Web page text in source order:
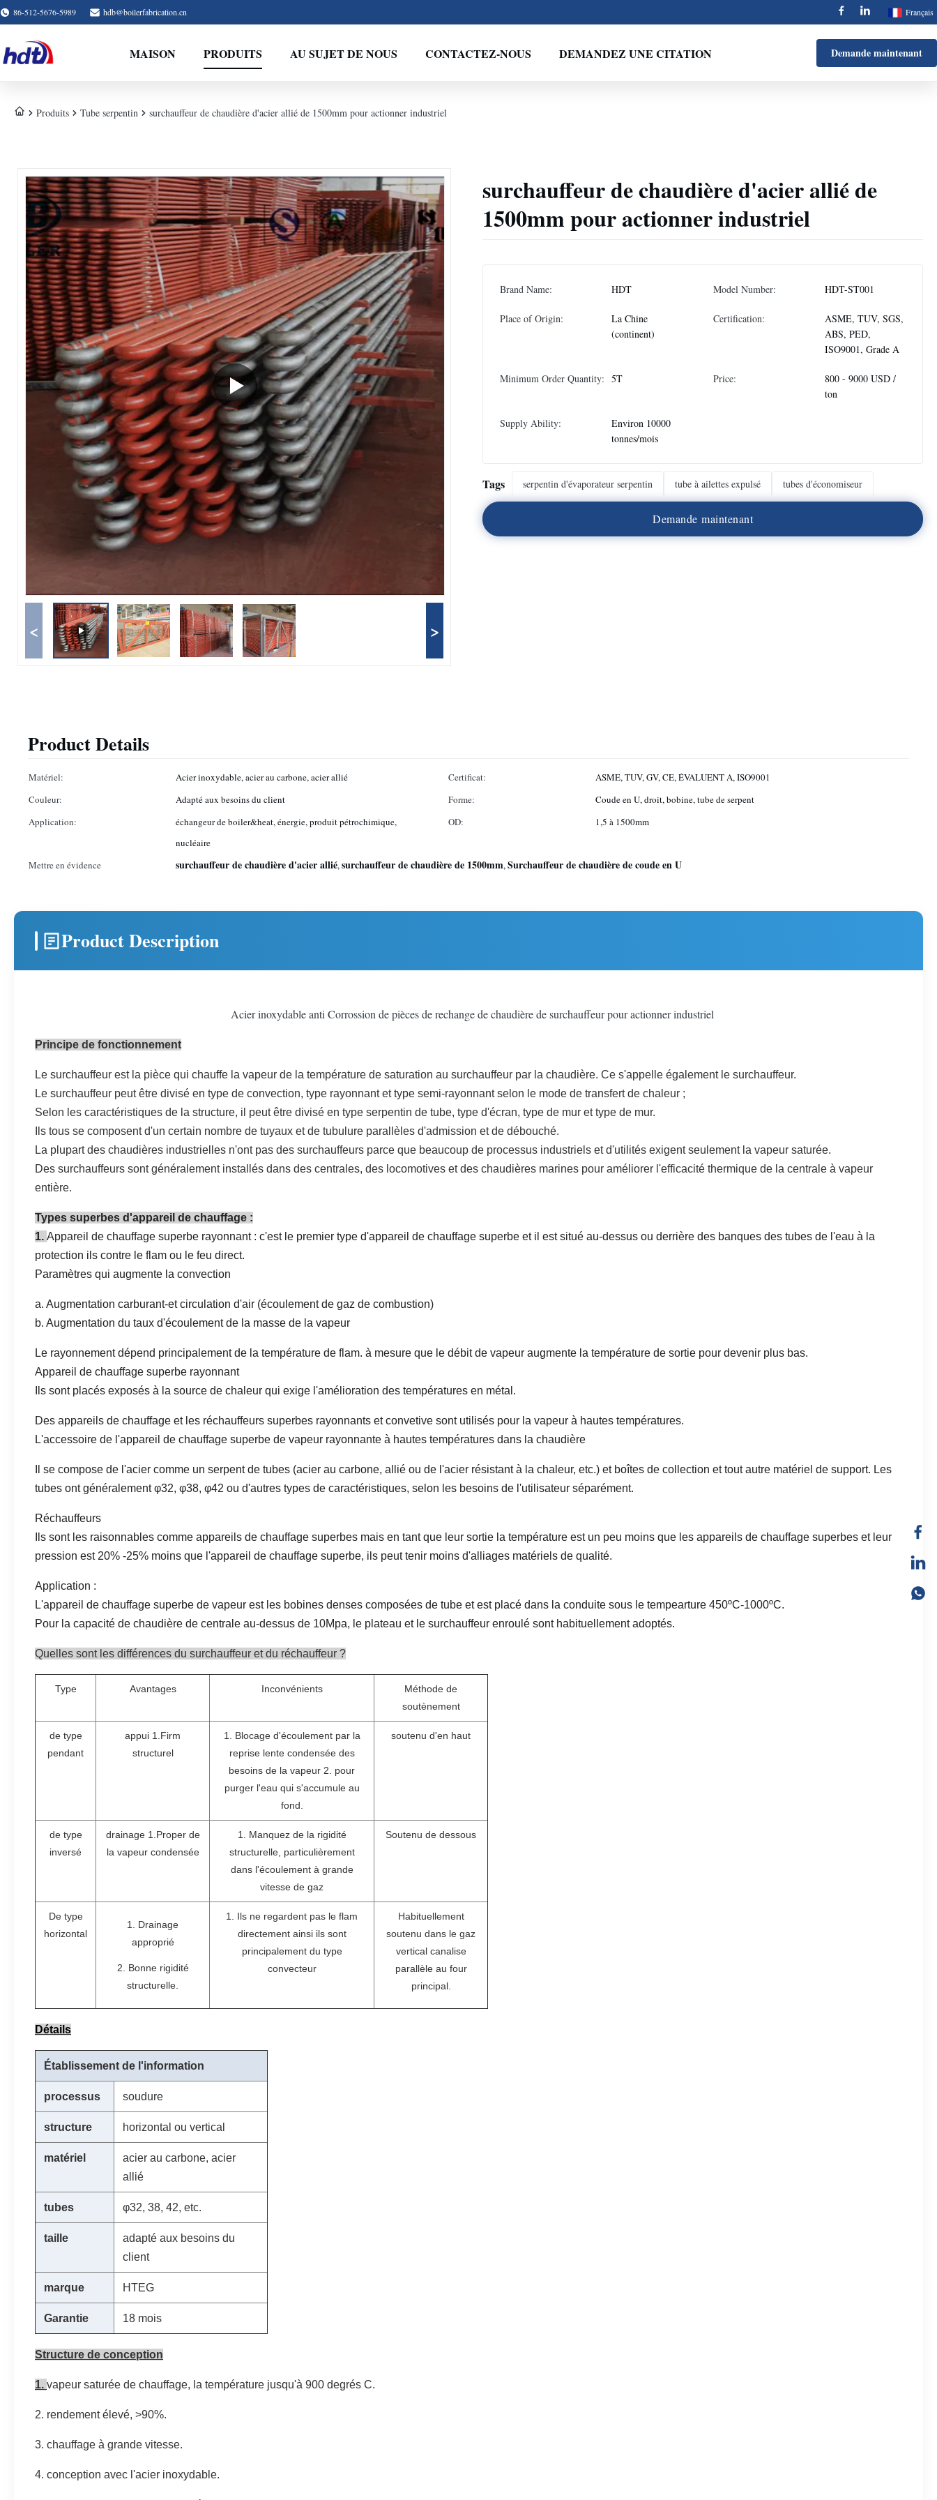
86-512-5676-5989 hdb@boilerfabrication.cn Français
MAISON PRODUITS AU SUJET DE NOUS CONTACTEZ-NOUS DEMANDEZ UNE CITATION Demande maintenant
Produits Tube serpentin surchauffeur de chaudière d'acier allié de 1500mm pour actionner industriel
< >
surchauffeur de chaudière d'acier allié de
1500mm pour actionner industriel
Brand Name: HDT Model Number: HDT-ST001
Place of Origin:
La Chine
(continent)
Certification:
ASME, TUV, SGS,
ABS, PED,
ISO9001, Grade A
Minimum Order Quantity: 5T Price:
800 - 9000 USD /
ton
Supply Ability:
Environ 10000
tonnes/mois
Tags serpentin d'évaporateur serpentin tube à ailettes expulsé tubes d'économiseur
Demande maintenant
Product Details
Matériel: Acier inoxydable, acier au carbone, acier allié Certificat:
ASME, TUV, GV, CE, ÉVALUENT A, ISO9001
Couleur:
Adapté aux besoins du client Forme:
Coude en U, droit, bobine, tube de serpent
Application:
échangeur de boiler&heat, énergie, produit pétrochimique,
nucléaire
OD: 1,5 à 1500mm
Mettre en évidence surchauffeur de chaudière d'acier allié,surchauffeur de chaudière de 1500mm,Surchauffeur de chaudière de coude en U
Product Description
Acier inoxydable anti Corrossion de pièces de rechange de chaudière de surchauffeur pour actionner industriel
Principe de fonctionnement
Le surchauffeur est la pièce qui chauffe la vapeur de la température de saturation au surchauffeur par la chaudière. Ce s'appelle également le surchauffeur.
Le surchauffeur peut être divisé en type de convection, type rayonnant et type semi-rayonnant selon le mode de transfert de chaleur ;
Selon les caractéristiques de la structure, il peut être divisé en type serpentin de tube, type d'écran, type de mur et type de mur.
Ils tous se composent d'un certain nombre de tuyaux et de tubulure parallèles d'admission et de débouché.
La plupart des chaudières industrielles n'ont pas des surchauffeurs parce que beaucoup de processus industriels et d'utilités exigent seulement la vapeur saturée.
Des surchauffeurs sont généralement installés dans des centrales, des locomotives et des chaudières marines pour améliorer l'efficacité thermique de la centrale à vapeur
entière.
Types superbes d'appareil de chauffage :
1. Appareil de chauffage superbe rayonnant : c'est le premier type d'appareil de chauffage superbe et il est situé au-dessus ou derrière des banques des tubes de l'eau à la
protection ils contre le flam ou le feu direct.
Paramètres qui augmente la convection
a. Augmentation carburant-et circulation d'air (écoulement de gaz de combustion)
b. Augmentation du taux d'écoulement de la masse de la vapeur
Le rayonnement dépend principalement de la température de flam. à mesure que le débit de vapeur augmente la température de sortie pour devenir plus bas.
Appareil de chauffage superbe rayonnant
Ils sont placés exposés à la source de chaleur qui exige l'amélioration des températures en métal.
Des appareils de chauffage et les réchauffeurs superbes rayonnants et convetive sont utilisés pour la vapeur à hautes températures.
L'accessoire de l'appareil de chauffage superbe de vapeur rayonnante à hautes températures dans la chaudière
Il se compose de l'acier comme un serpent de tubes (acier au carbone, allié ou de l'acier résistant à la chaleur, etc.) et boîtes de collection et tout autre matériel de support. Les
tubes ont généralement φ32, φ38, φ42 ou d'autres types de caractéristiques, selon les besoins de l'utilisateur séparément.
Réchauffeurs
Ils sont les raisonnables comme appareils de chauffage superbes mais en tant que leur sortie la température est un peu moins que les appareils de chauffage superbes et leur
pression est 20% -25% moins que l'appareil de chauffage superbe, ils peut tenir moins d'alliages matériels de qualité.
Application :
L'appareil de chauffage superbe de vapeur est les bobines denses composées de tube et est placé dans la conduite sous le tempearture 450ºC-1000ºC.
Pour la capacité de chaudière de centrale au-dessus de 10Mpa, le plateau et le surchauffeur enroulé sont habituellement adoptés.
Quelles sont les différences du surchauffeur et du réchauffeur ?
Type Avantages Inconvénients
Méthode de
soutènement
de type
pendant
appui 1.Firm
structurel
1. Blocage d'écoulement par la
reprise lente condensée des
besoins de la vapeur 2. pour
purger l'eau qui s'accumule au
fond.
soutenu d'en haut
de type
inversé
drainage 1.Proper de
la vapeur condensée
1. Manquez de la rigidité
structurelle, particulièrement
dans l'écoulement à grande
vitesse de gaz
Soutenu de dessous
De type
horizontal
1. Drainage
approprié
2. Bonne rigidité
structurelle.
1. Ils ne regardent pas le flam
directement ainsi ils sont
principalement du type
convecteur
Habituellement
soutenu dans le gaz
vertical canalise
parallèle au four
principal.
Détails
Établissement de l'information
processus soudure
structure horizontal ou vertical
matériel
acier au carbone, acier
allié
tubes φ32, 38, 42, etc.
taille
adapté aux besoins du
client
marque HTEG
Garantie 18 mois
Structure de conception
1. vapeur saturée de chauffage, la température jusqu'à 900 degrés C.
2. rendement élevé, >90%.
3. chauffage à grande vitesse.
4. conception avec l'acier inoxydable.